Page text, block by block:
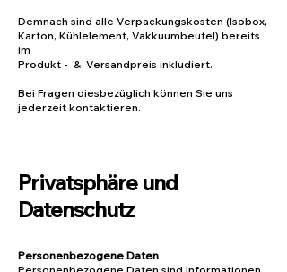
Demnach sind alle Verpackungskosten (Isobox,
Karton, Kühlelement, Vakkuumbeutel) bereits
im
Produkt - & Versandpreis inkludiert.
Bei Fragen diesbezüglich können Sie uns
jederzeit kontaktieren.
Privatsphäre und
Datenschutz
Personenbezogene Daten
Personenbezogene Daten sind Informationen,